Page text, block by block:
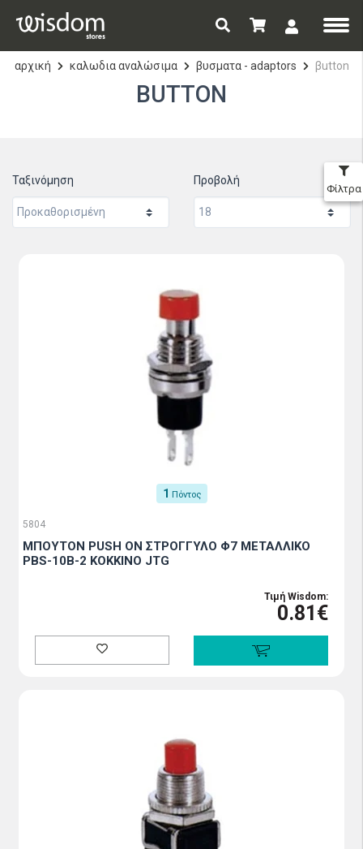
αρχική καλωδια αναλώσιμα βυσματα - adaptors βutton
ΒUTTON
Ταξινόμηση Προβολή
Φίλτρα
1 Πόντος
5804
ΜΠΟΥΤΟΝ PUSH ON ΣΤΡΟΓΓΥΛΟ Φ7 ΜΕΤΑΛΛΙΚΟ
PBS-10B-2 ΚΟΚΚΙΝΟ JTG
Τιμή Wisdom:
0.81€